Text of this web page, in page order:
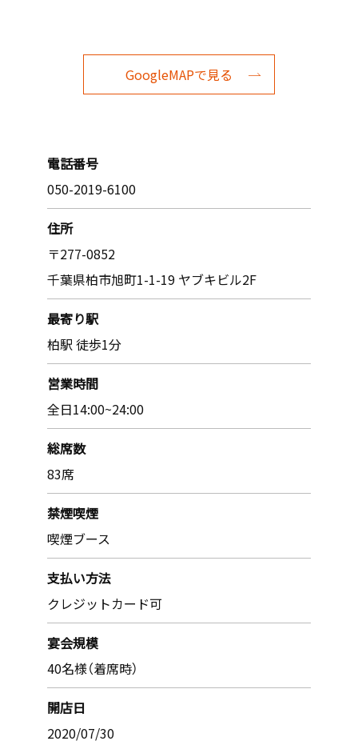
GoogleMAPで見る
電話番号
050-2019-6100
住所
〒277-0852
千葉県柏市旭町1-1-19 ヤブキビル2F
最寄り駅
柏駅 徒歩1分
営業時間
全日14:00~24:00
総席数
83席
禁煙喫煙
喫煙ブース
支払い方法
クレジットカード可
宴会規模
40名様（着席時）
開店日
2020/07/30